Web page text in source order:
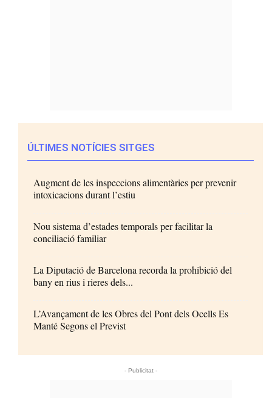
ÚLTIMES NOTÍCIES SITGES
Augment de les inspeccions alimentàries per prevenir
intoxicacions durant l’estiu
Nou sistema d’estades temporals per facilitar la
conciliació familiar
La Diputació de Barcelona recorda la prohibició del
bany en rius i rieres dels...
L’Avançament de les Obres del Pont dels Ocells Es
Manté Segons el Previst
- Publicitat -